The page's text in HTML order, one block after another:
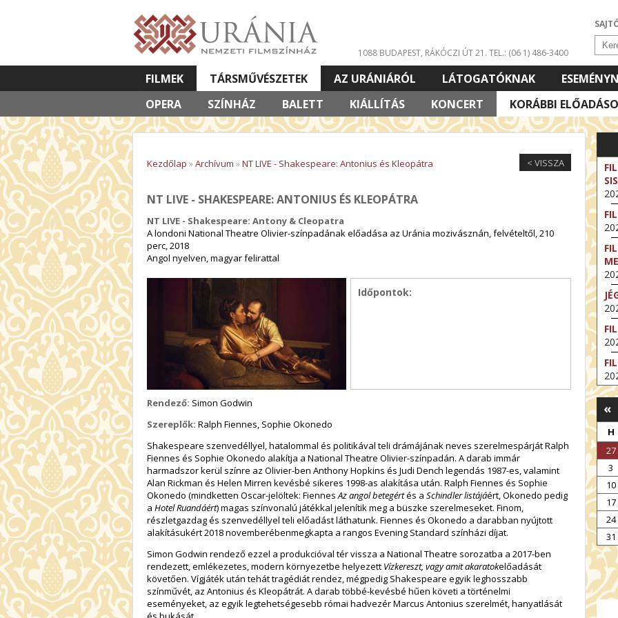
1088 BUDAPEST, RÁKÓCZI ÚT 21. TEL.: (06 1) 486-3400
FILMEK
TÁRSMŰVÉSZETEK
OPERA
SZÍNHÁZ BALETT KIÁLLÍTÁS KONCERT KORÁBBI
AZ URÁNIÁRÓL LÁTOGATÓKNAK
VETÍTETT KÉPES ELŐADÁSOK
< VISSZA
Kezdőlap »Archívum »NT LIVE - Shakespeare: Antonius és Kleopátra
NT LIVE - SHAKESPEARE: ANTONIUS ÉS KLEOPÁTRA
NT LIVE - Shakespeare: Antony & Cleopatra
A londoni National Theatre Olivier-színpadának előadása az Uránia mozivásznán, felvételtől, 210
perc, 2018
Angol nyelven, magyar felirattal
Időpontok:
Rendező: Simon Godwin
Szereplők: Ralph Fiennes, Sophie Okonedo
Shakespeare szenvedéllyel, hatalommal és politikával teli drámájának neves szerelmespárját Ralph
Fiennes és Sophie Okonedo alakítja a National Theatre Olivier-színpadán. A darab immár
harmadszor kerül színre az Olivier-ben Anthony Hopkins és Judi Dench legendás 1987-es, valamint
Alan Rickman és Helen Mirren kevésbé sikeres 1998-as alakítása után. Ralph Fiennes és Sophie
Okonedo (mindketten Oscar-jelöltek: FiennesAz angol betegértés a Schindler listájáért, Okonedo pedig
a Hotel Ruandáért) magas színvonalú játékkal jelenítik meg a büszke szerelmeseket. Finom,
részletgazdag és szenvedéllyel teli előadást láthatunk. Fiennes és Okonedo a darabban nyújtott
alakításukért 2018 novemberébenmegkapta a rangos Evening Standard színházi díjat.
Simon Godwin rendező ezzel a produkcióval tér vissza a National Theatre sorozatba a 2017-ben
rendezett, emlékezetes, modern környezetbe helyezett Vízkereszt, vagy amit akaratokelőadását
követően. Vígjáték után tehát tragédiát rendez, mégpedig Shakespeare egyik leghosszabb
színművét, az Antonius és Kleopátrát. A darab többé-kevésbé hűen követi a történelmi
eseményeket, az egyik legtehetségesebb római hadvezér Marcus Antonius szerelmét, hanyatlását
«
H
27
3
10
17
24
31